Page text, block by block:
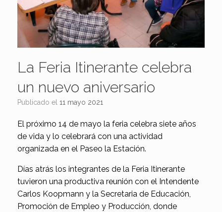
La Feria Itinerante celebra
un nuevo aniversario
Publicado el 11 mayo 2021
El próximo 14 de mayo la feria celebra siete años
de vida y lo celebrará con una actividad
organizada en el Paseo la Estación.
Días atrás los integrantes de la Feria Itinerante
tuvieron una productiva reunión con el Intendente
Carlos Koopmann y la Secretaria de Educación,
Promoción de Empleo y Producción, donde